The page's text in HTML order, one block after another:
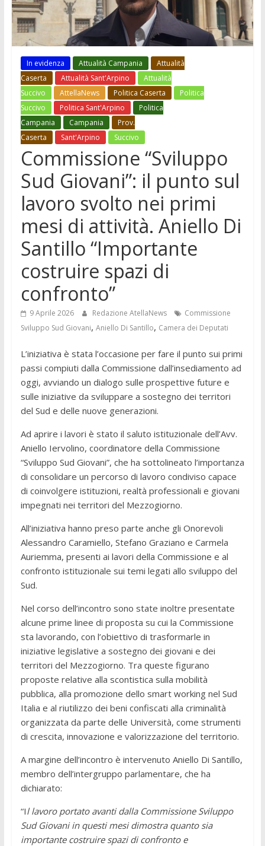
In evidenza Attualità Campania
Attualità
Caserta
Attualità Sant'Arpino
Attualità
Succivo
AttellaNews Politica Caserta
Politica
Succivo
Politica Sant'Arpino
Politica
Campania
Campania
Prov.
Caserta
Sant'Arpino Succivo
Commissione “Sviluppo
Sud Giovani”: il punto sul
lavoro svolto nei primi
mesi di attività. Aniello Di
Santillo “Importante
costruire spazi di
confronto”
9 Aprile 2026 Redazione AtellaNews
Commissione
Sviluppo Sud Giovani, Aniello Di Santillo, Camera dei Deputati
L’iniziativa è stata l’occasione per fare il punto sui primi
passi compiuti dalla Commissione dall’insediamento ad
oggi, avviando un dialogo sulle prospettive future e
sulle iniziative da sviluppare a sostegno dei territori
del Sud e delle nuove generazioni.
Ad aprire i lavori è stato il saluto istituzionale dell’Avv.
Aniello Iervolino, coordinatore della Commissione
“Sviluppo Sud Giovani”, che ha sottolineato l’importanza
di consolidare un percorso di lavoro condiviso capace
di coinvolgere istituzioni, realtà professionali e giovani
impegnati nei territori del Mezzogiorno.
All’iniziativa hanno preso parte anche gli Onorevoli
Alessandro Caramiello, Stefano Graziano e Carmela
Auriemma, presenti ai lavori della Commissione e al
confronto istituzionale sui temi legati allo sviluppo del
Sud.
Nel corso dell’incontro sono state inoltre presentate
alcune prime linee di proposta su cui la Commissione
sta lavorando, con l’obiettivo di trasformarle in
iniziative legislative a sostegno dei giovani e dei
territori del Mezzogiorno. Tra queste figurano
proposte relative alla scontistica sulla mobilità
pubblica, alla promozione dello smart working nel Sud
Italia e al riutilizzo dei beni confiscati alla criminalità
organizzata da parte delle Università, come strumenti
di crescita, innovazione e valorizzazione del territorio.
A margine dell’incontro è intervenuto Aniello Di Santillo,
membro dell’intergruppo parlamentare, che ha
dichiarato:
“Il lavoro portato avanti dalla Commissione Sviluppo
Sud Giovani in questi mesi dimostra quanto sia
importante costruire spazi di confronto e